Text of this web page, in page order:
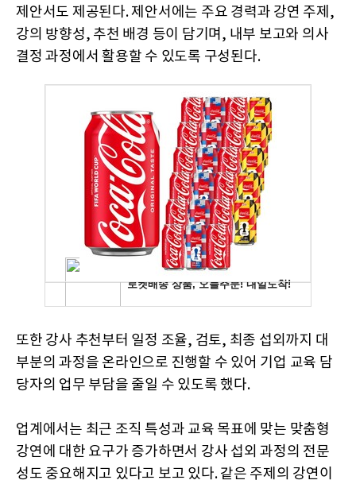
제안서도 제공된다. 제안서에는 주요 경력과 강연 주제,
강의 방향성, 추천 배경 등이 담기며, 내부 보고와 의사
결정 과정에서 활용할 수 있도록 구성된다.
또한 강사 추천부터 일정 조율, 검토, 최종 섭외까지 대
부분의 과정을 온라인으로 진행할 수 있어 기업 교육 담
당자의 업무 부담을 줄일 수 있도록 했다.
업계에서는 최근 조직 특성과 교육 목표에 맞는 맞춤형
강연에 대한 요구가 증가하면서 강사 섭외 과정의 전문
성도 중요해지고 있다고 보고 있다. 같은 주제의 강연이